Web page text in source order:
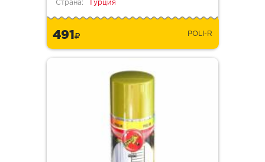
Страна: Турция
491 POLI-R